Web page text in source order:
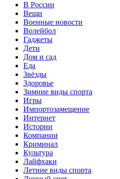
В России
Вещи
Военные новости
Волейбол
Гаджеты
Дети
Дом и сад
Еда
Звёзды
Здоровье
Зимние виды спорта
Игры
Импортозамещение
Интернет
Истории
Компании
Криминал
Культура
Лайфхаки
Летние виды спорта